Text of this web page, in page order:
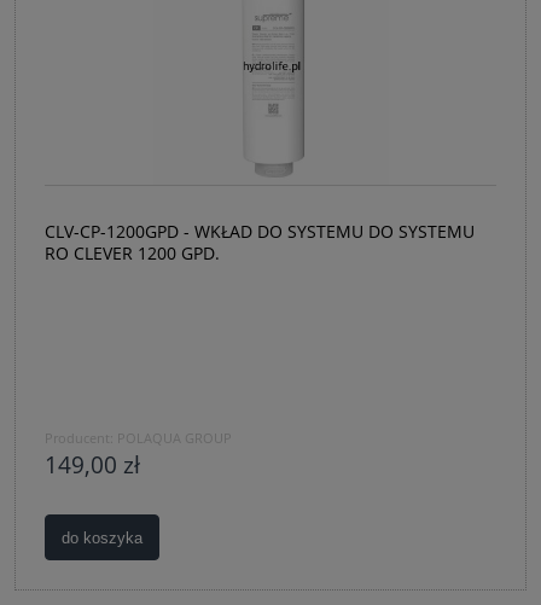
CLV-CP-1200GPD - WKŁAD DO SYSTEMU DO SYSTEMU
RO CLEVER 1200 GPD.
Producent: POLAQUA GROUP
149,00 zł
do koszyka